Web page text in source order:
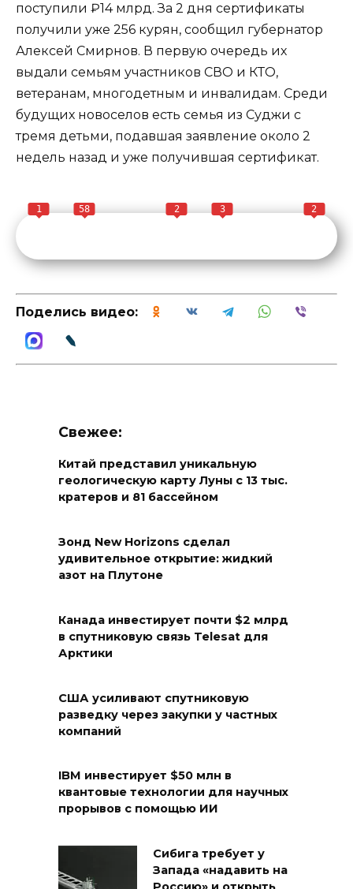
поступили ₽14 млрд. За 2 дня сертификаты
получили уже 256 курян, сообщил губернатор
Алексей Смирнов. В первую очередь их
выдали семьям участников СВО и КТО,
ветеранам, многодетным и инвалидам. Среди
будущих новоселов есть семья из Суджи с
тремя детьми, подавшая заявление около 2
недель назад и уже получившая сертификат.
1 58 2 3 2
Поделись видео:
Свежее:
Китай представил уникальную
геологическую карту Луны с 13 тыс.
кратеров и 81 бассейном
Зонд New Horizons сделал
удивительное открытие: жидкий
азот на Плутоне
Канада инвестирует почти $2 млрд
в спутниковую связь Telesat для
Арктики
США усиливают спутниковую
разведку через закупки у частных
компаний
IBM инвестирует $50 млн в
квантовые технологии для научных
прорывов с помощью ИИ
Сибига требует у
Запада «надавить на